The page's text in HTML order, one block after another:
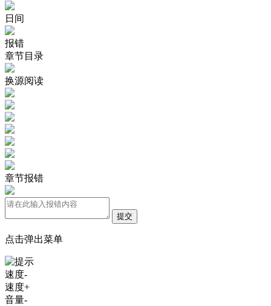
日间
报错
章节目录
换源阅读
章节报错
提交
点击弹出菜单
速度-
速度+
音量-